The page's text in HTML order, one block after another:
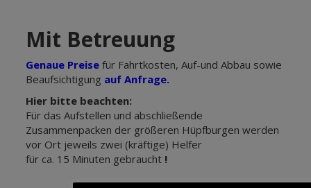
Mit Betreuung
Genaue Preisefür Fahrtkosten, Auf-und Abbau sowie
Beaufsichtigung auf Anfrage.
Hier bitte beachten:
Für das Aufstellen und abschließende
Zusammenpacken der größeren Hüpfburgen werden
vor Ort jeweils zwei (kräftige) Helfer
für ca. 15 Minuten gebraucht !